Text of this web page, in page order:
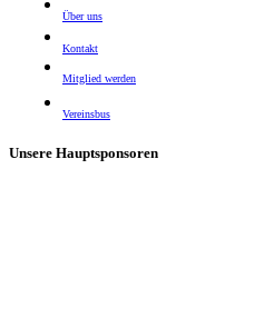
Über uns
Kontakt
Mitglied werden
Vereinsbus
Unsere Hauptsponsoren